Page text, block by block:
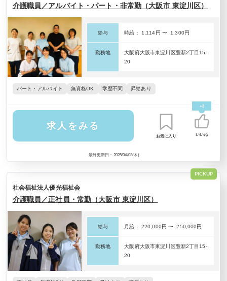
介護職員／アルバイト・パート・非常勤（大阪市 東淀川区）
パート・アルバイト 無資格OK 学歴不問 昇給あり
給与 時給： 1,114円 〜 1,300円
勤務地
大阪府大阪市東淀川区豊新2丁目15-
20
最終更新日：2025/04/03(木)
求人をみる
お気に入り
+3
いいね
社会福祉法人優光福祉会
PICKUP
介護職員／正社員・常勤（大阪市 東淀川区）
給与 月給： 220,000円 〜 250,000円
勤務地
大阪府大阪市東淀川区豊新2丁目15-
20